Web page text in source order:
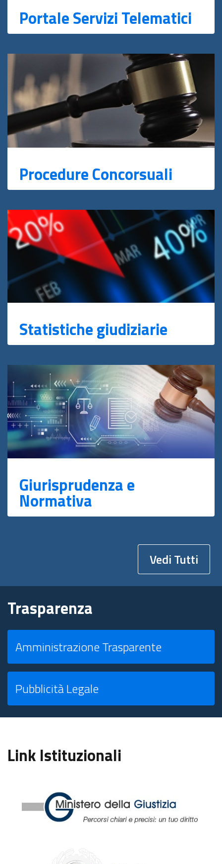
Portale Servizi Telematici
Procedure Concorsuali
Statistiche giudiziarie
Giurisprudenza e
Normativa
Vedi Tutti
Trasparenza
Amministrazione Trasparente
Pubblicità Legale
Link Istituzionali